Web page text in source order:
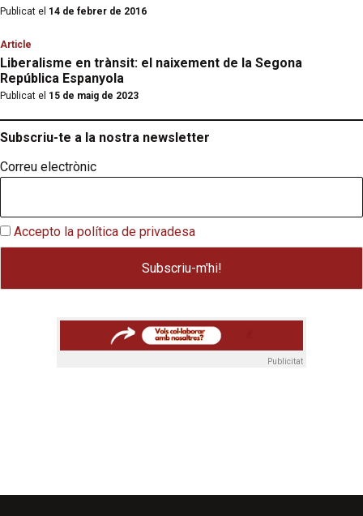
Publicat el 14 de febrer de 2016
Article
Liberalisme en trànsit: el naixement de la Segona
República Espanyola
Publicat el 15 de maig de 2023
Subscriu-te a la nostra newsletter
Correu electrònic
Accepto la política de privadesa
Publicitat